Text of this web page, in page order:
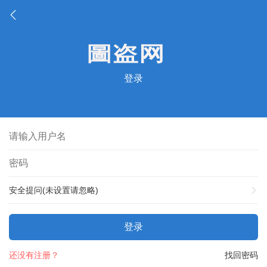
登录
安全提问(未设置请忽略)
登录
找回密码
还没有注册？